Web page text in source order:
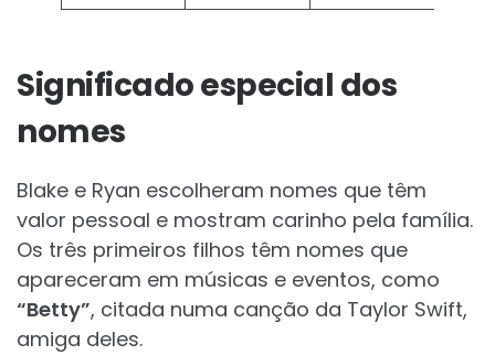
Significado especial dos
nomes
Blake e Ryan escolheram nomes que têm
valor pessoal e mostram carinho pela família.
Os três primeiros filhos têm nomes que
apareceram em músicas e eventos, como
“Betty”, citada numa canção da Taylor Swift,
amiga deles.